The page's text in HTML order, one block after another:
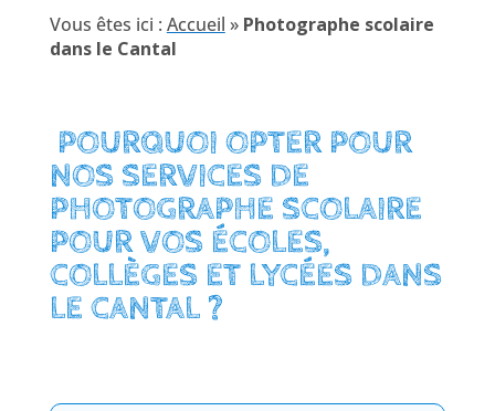
Vous êtes ici : Accueil » Photographe scolaire
dans le Cantal
POURQUOI OPTER POUR
NOS SERVICES DE
PHOTOGRAPHE SCOLAIRE
POUR VOS ÉCOLES,
COLLÈGES ET LYCÉES DANS
LE CANTAL ?